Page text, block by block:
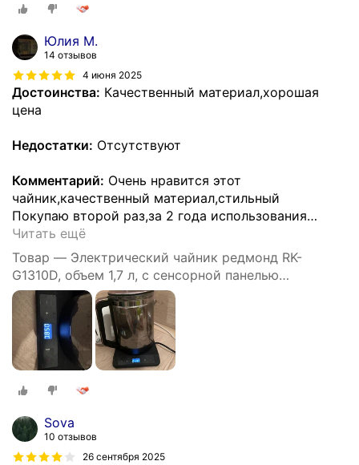
1,7 л,
Юлия М.
14 отзывов
4 июня 2025
Достоинства: Качественный материал,хорошая
цена
Недостатки: Отсутствуют
Комментарий: Очень нравится этот
чайник,качественный материал,стильный
Покупаю второй раз,за 2 года использования…
Читать ещё
Товар — Электрический чайник редмонд RK-
G1310D, объем 1,7 л, с сенсорной панелью
управления
Sova
10 отзывов
26 сентября 2025